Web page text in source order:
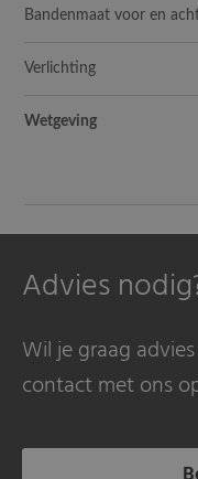
Bandenmaat voor en
Verlichting
Wetgeving
Advies
Wil je graag
contact met ons